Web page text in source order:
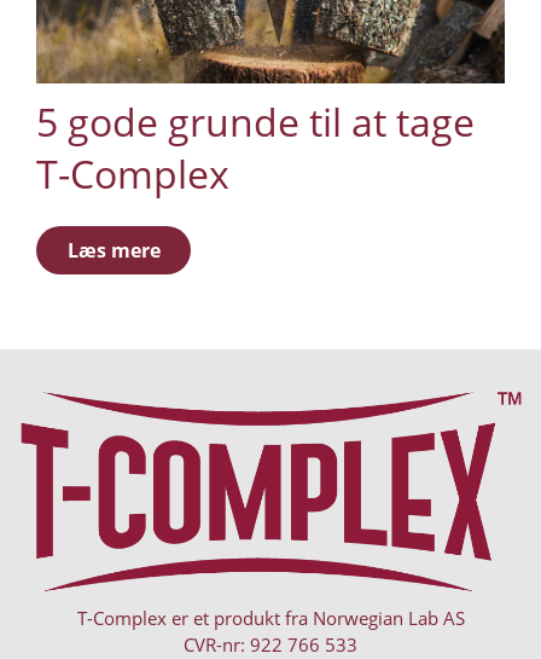
5 gode grunde til at tage
T-Complex
Læs mere
T-Complex er et produkt fra Norwegian Lab AS
CVR-nr: 922 766 533